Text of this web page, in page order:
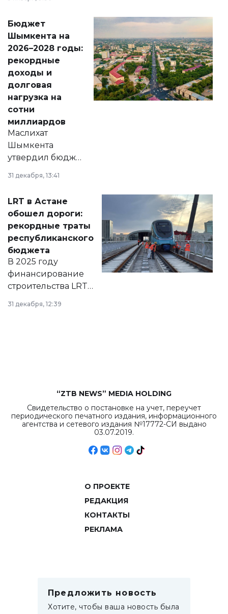
принести
народу
Венесуэлы.
Бюджет
Шымкента на
2026–2028 годы:
рекордные
доходы и
долговая
нагрузка на
сотни
миллиардов
Маслихат
Шымкента
утвердил бюджет
города на 2026–
2028 годы.
документ
появился в базе
нормативных
правовых актов и
на сайте маслихат
города.
31 декабря, 13:41
LRT в Астане
обошел дороги:
рекордные траты
республиканского
бюджета
В 2025 году
финансирование
строительства LRT
в Астане из
республиканского
31 декабря, 12:39
“ZTB NEWS” MEDIA HOLDING
Свидетельство о постановке на учет, переучет
периодического печатного издания, информационного
агентства и сетевого издания №17772-СИ выдано
03.07.2019.
О ПРОЕКТЕ
РЕДАКЦИЯ
КОНТАКТЫ
РЕКЛАМА
Предложить новость
Хотите, чтобы ваша новость была